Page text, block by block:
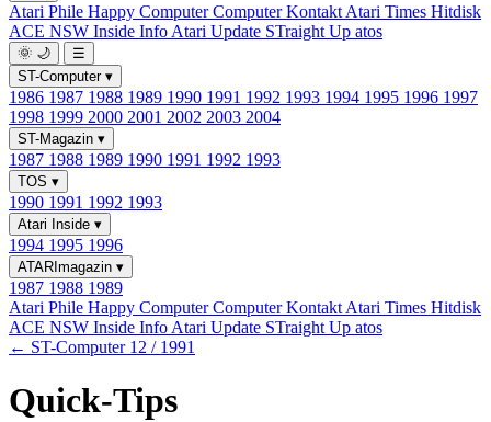
Atari Phile Happy ComputerComputer Kontakt Atari Times Hitdisk
ACE NSW Inside Info Atari Update STraight Up atos
🌞 🌙
☰
ST-Computer ▾
1986 1987 1988 1989 1990 1991 1992 1993 1994 1995 1996 1997
1998 1999 2000 2001 2002 2003 2004
ST-Magazin ▾
1987 1988 1989 1990 1991 1992 1993
TOS ▾
1990 1991 1992 1993
Atari Inside ▾
1994 1995 1996
ATARImagazin ▾
1987 1988 1989
Atari Phile Happy ComputerComputer Kontakt Atari Times Hitdisk
ACE NSW Inside Info Atari Update STraight Up atos
← ST-Computer 12 / 1991
Quick-Tips